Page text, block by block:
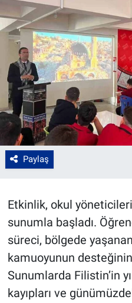
Paylaş
Etkinlik, okul
sunumla başladı.
süreci, bölgede
kamuoyunun
Sunumlarda Filistin’in
kayıpları ve